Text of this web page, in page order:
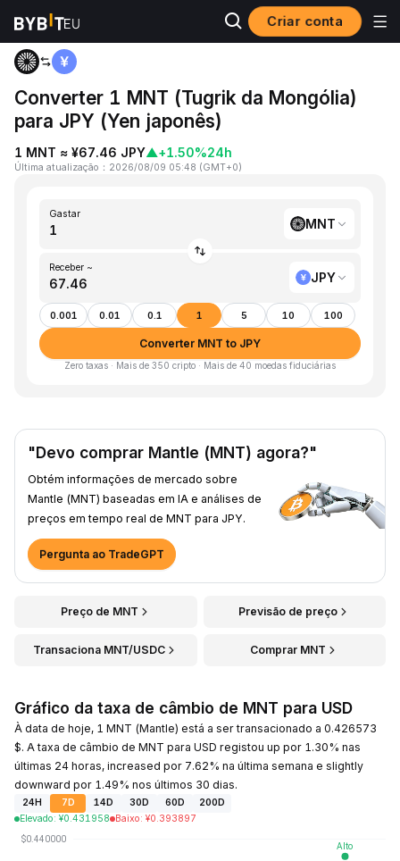
Criar conta
Página inicial
Converter 1 MNT (Tugrik da Mongólia)
para JPY (Yen japonês)
1 MNT ≈ ¥67.46 JPY▲+1.50%24h
Última atualização ： 2026/08/09 05:48 (GMT+0)
Gastar
MNT
Receber ~
JPY
0.001 0.01 0.1 1 5 10 100
Converter MNT to JPY
Zero taxas · Mais de 350 cripto · Mais de 40 moedas fiduciárias
"Devo comprar Mantle (MNT) agora?"
Obtém informações de mercado sobre
Mantle (MNT) baseadas em IA e análises de
preços em tempo real de MNT para JPY.
Pergunta ao TradeGPT
Preço de MNT Previsão de preço
Transaciona MNT/USDC Comprar MNT
Gráfico da taxa de câmbio de MNT para USD
À data de hoje, 1 MNT (Mantle) está a ser transacionado a 0.426573
$. A taxa de câmbio de MNT para USD registou up por 1.30% nas
últimas 24 horas, increased por 7.62% na última semana e slightly
downward por 1.49% nos últimos 30 dias.
24H 7D 14D 30D 60D
200D
Elevado: ¥0.431958 Baixo: ¥0.393897